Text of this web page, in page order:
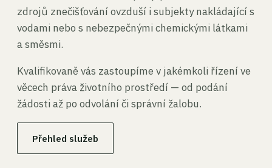
zdrojů znečišťování ovzduší i subjekty nakládající s
vodami nebo s nebezpečnými chemickými látkami
a směsmi.
Kvalifikovaně vás zastoupíme v jakémkoli řízení ve
věcech práva životního prostředí — od podání
žádosti až po odvolání či správní žalobu.
Přehled služeb